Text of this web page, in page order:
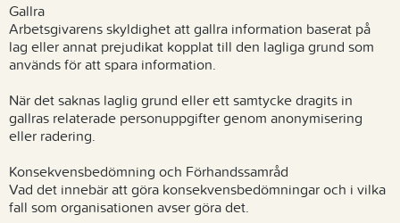
Gallra
Arbetsgivarens skyldighet att gallra information baserat på
lag eller annat prejudikat kopplat till den lagliga grund som
används för att spara information.
När det saknas laglig grund eller ett samtycke dragits in
gallras relaterade personuppgifter genom anonymisering
eller radering.
Konsekvensbedömning och Förhandssamråd
Vad det innebär att göra konsekvensbedömningar och i vilka
fall som organisationen avser göra det.